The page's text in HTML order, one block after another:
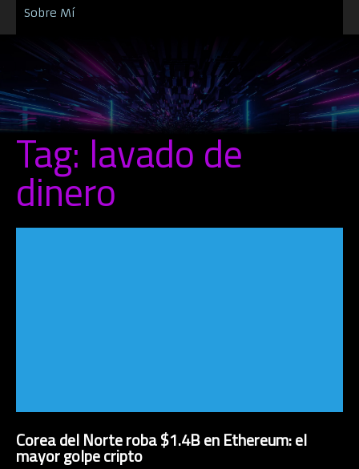
Sobre Mí
Tag: lavado de
dinero
Corea del Norte roba $1.4B en Ethereum: el
mayor golpe cripto